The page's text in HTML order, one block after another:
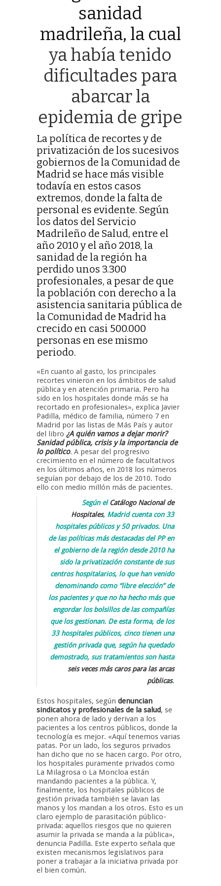
sanidad
madrileña, la cual
ya había tenido
dificultades para
abarcar la
epidemia de gripe
La política de recortes y de
privatización de los sucesivos
gobiernos de la Comunidad de
Madrid se hace más visible
todavía en estos casos
extremos, donde la falta de
personal es evidente. Según
los datos del Servicio
Madrileño de Salud, entre el
año 2010 y el año 2018, la
sanidad de la región ha
perdido unos 3.300
profesionales, a pesar de que
la población con derecho a la
asistencia sanitaria pública de
la Comunidad de Madrid ha
crecido en casi 500.000
personas en ese mismo
periodo.
«En cuanto al gasto, los principales
recortes vinieron en los ámbitos de salud
pública y en atención primaria. Pero ha
sido en los hospitales donde más se ha
recortado en profesionales», explica Javier
Padilla, médico de familia, número 7 en
Madrid por las listas de Más País y autor
del libro ¿A quién vamos a dejar morir?
Sanidad pública, crisis y la importancia de
lo político. A pesar del progresivo
crecimiento en el número de facultativos
en los últimos años, en 2018 los números
seguían por debajo de los de 2010. Todo
ello con medio millón más de pacientes.
Según elCatálogo Nacional de
Hospitales, Madrid cuenta con 33
hospitales públicos y 50 privados. Una
de las políticas más destacadas del PP en
el gobierno de la región desde 2010 ha
sido la privatización constante de sus
centros hospitalarios, lo que han venido
denominando como “libre elección” de
los pacientes y que no ha hecho más que
engordar los bolsillos de las compañías
que los gestionan. De esta forma, de los
33 hospitales públicos, cinco tienen una
gestión privada que, según ha quedado
demostrado, sus tratamientos son hasta
seis veces más caros para las arcas
públicas.
Estos hospitales, según denuncian
sindicatos y profesionales de la salud, se
ponen ahora de lado y derivan a los
pacientes a los centros públicos, donde la
tecnología es mejor. «Aquí tenemos varias
patas. Por un lado, los seguros privados
han dicho que no se hacen cargo. Por otro,
los hospitales puramente privados como
La Milagrosa o La Moncloa están
mandando pacientes a la pública. Y,
finalmente, los hospitales públicos de
gestión privada también se lavan las
manos y los mandan a los otros. Esto es un
claro ejemplo de parasitación público-
privada: aquellos riesgos que no quieren
asumir la privada se manda a la pública»,
denuncia Padilla. Este experto señala que
existen mecanismos legislativos para
poner a trabajar a la iniciativa privada por
el bien común.